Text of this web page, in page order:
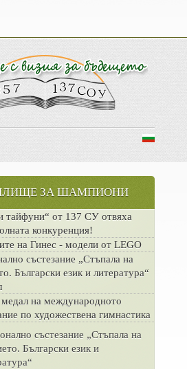
ЗА ШАМПИОНИ
тайфуни“ от 137 СУ отвяха
конкуренция!
на Гинес - модели от LEGO
състезание „Стъпала на
Български език и литература“
медал на международното
по художествена гимнастика
състезание „Стъпала на
Български език и